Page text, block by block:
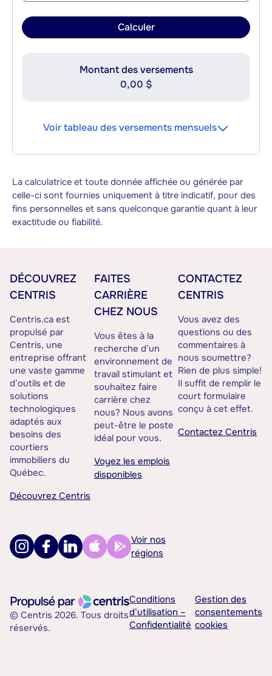
Calculer
Montant des versements
0,00 $
Voir tableau des versements mensuels
La calculatrice et toute donnée affichée ou générée par
celle-ci sont fournies uniquement à titre indicatif, pour des
fins personnelles et sans quelconque garantie quant à leur
exactitude ou fiabilité.
DÉCOUVREZ
CENTRIS
Centris.ca est
propulsé par
Centris, une
entreprise offrant
une vaste gamme
d’outils et de
solutions
technologiques
adaptés aux
besoins des
courtiers
immobiliers du
Québec.
Découvrez Centris
FAITES
CARRIÈRE
CHEZ NOUS
Vous êtes à la
recherche d’un
environnement de
travail stimulant et
souhaitez faire
carrière chez
nous? Nous avons
peut-être le poste
idéal pour vous.
Voyez les emplois
disponibles
CONTACTEZ
CENTRIS
Vous avez des
questions ou des
commentaires à
nous soumettre?
Rien de plus simple!
Il suffit de remplir le
court formulaire
conçu à cet effet.
Contactez Centris
Voir nos
régions
© Centris 2026. Tous droits
réservés.
Conditions
d’utilisation –
Confidentialité
Gestion des
consentements
cookies